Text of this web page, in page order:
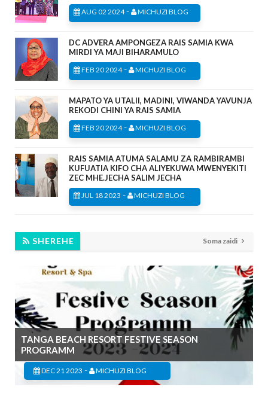
AUG 02 2024- MICHUZI BLOG
DC ADVERA AMPONGEZA RAIS SAMIA KWA
MIRDI YA MAJI BIHARAMULO
FEB 20 2024- MICHUZI BLOG
MAPATO YA UTALII, MADINI, VIWANDA YAVUNJA
REKODI CHINI YA RAIS SAMIA
FEB 20 2024- MICHUZI BLOG
RAIS SAMIA ATUMA SALAMU ZA RAMBIRAMBI
KUFUATIA KIFO CHA ALIYEKUWA MWENYEKITI
ZEC MHE.JECHA SALIM JECHA
JUL 18 2023 - MICHUZI BLOG
SHEREHE Soma zaidi
TANGA BEACH RESORT FESTIVE SEASON
PROGRAMM
DEC 21 2023 - MICHUZI BLOG